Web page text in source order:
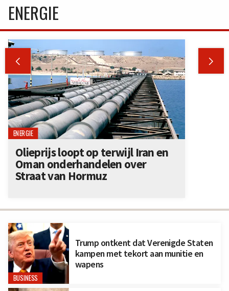
BUSINESS
Trump ontkent dat Verenigde Staten
kampen met tekort aan munitie en
wapens
ENERGIE
 
ENERGIE
Olieprijs loopt op terwijl Iran en
Oman onderhandelen over
Straat van Hormuz